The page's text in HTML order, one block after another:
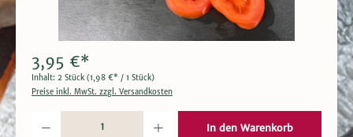
3,95 €*
Inhalt: 2 Stück(1,98 €* / 1 Stück)
Preise inkl. MwSt. zzgl. Versandkosten
Produkt Anzahl: Gib den gewünschten Wert ein oder benutze die Schaltflächen um
In den Warenkorb